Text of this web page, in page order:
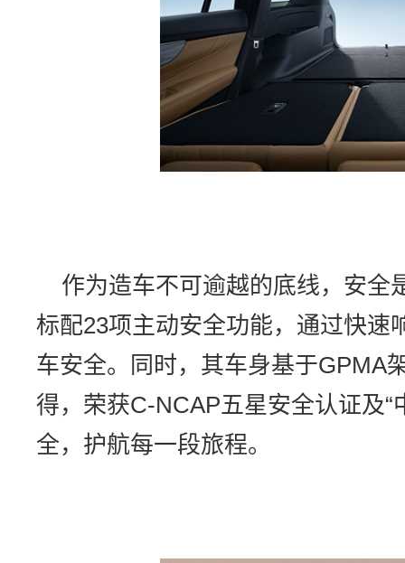
作为造车不可逾越的底线，安全
标配23项主动安全功能，通过快速
车安全。同时，其车身基于GPMA
得，荣获C-NCAP五星安全认证及
全，护航每一段旅程。